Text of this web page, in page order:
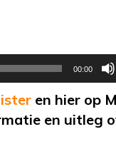
00:00
en hier op
en uitleg